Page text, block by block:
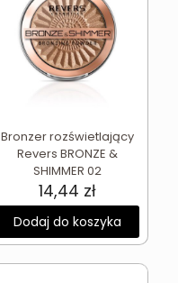
Bronzer rozświetlający
Revers BRONZE &
SHIMMER 02
14,44 zł
Dodaj do koszyka